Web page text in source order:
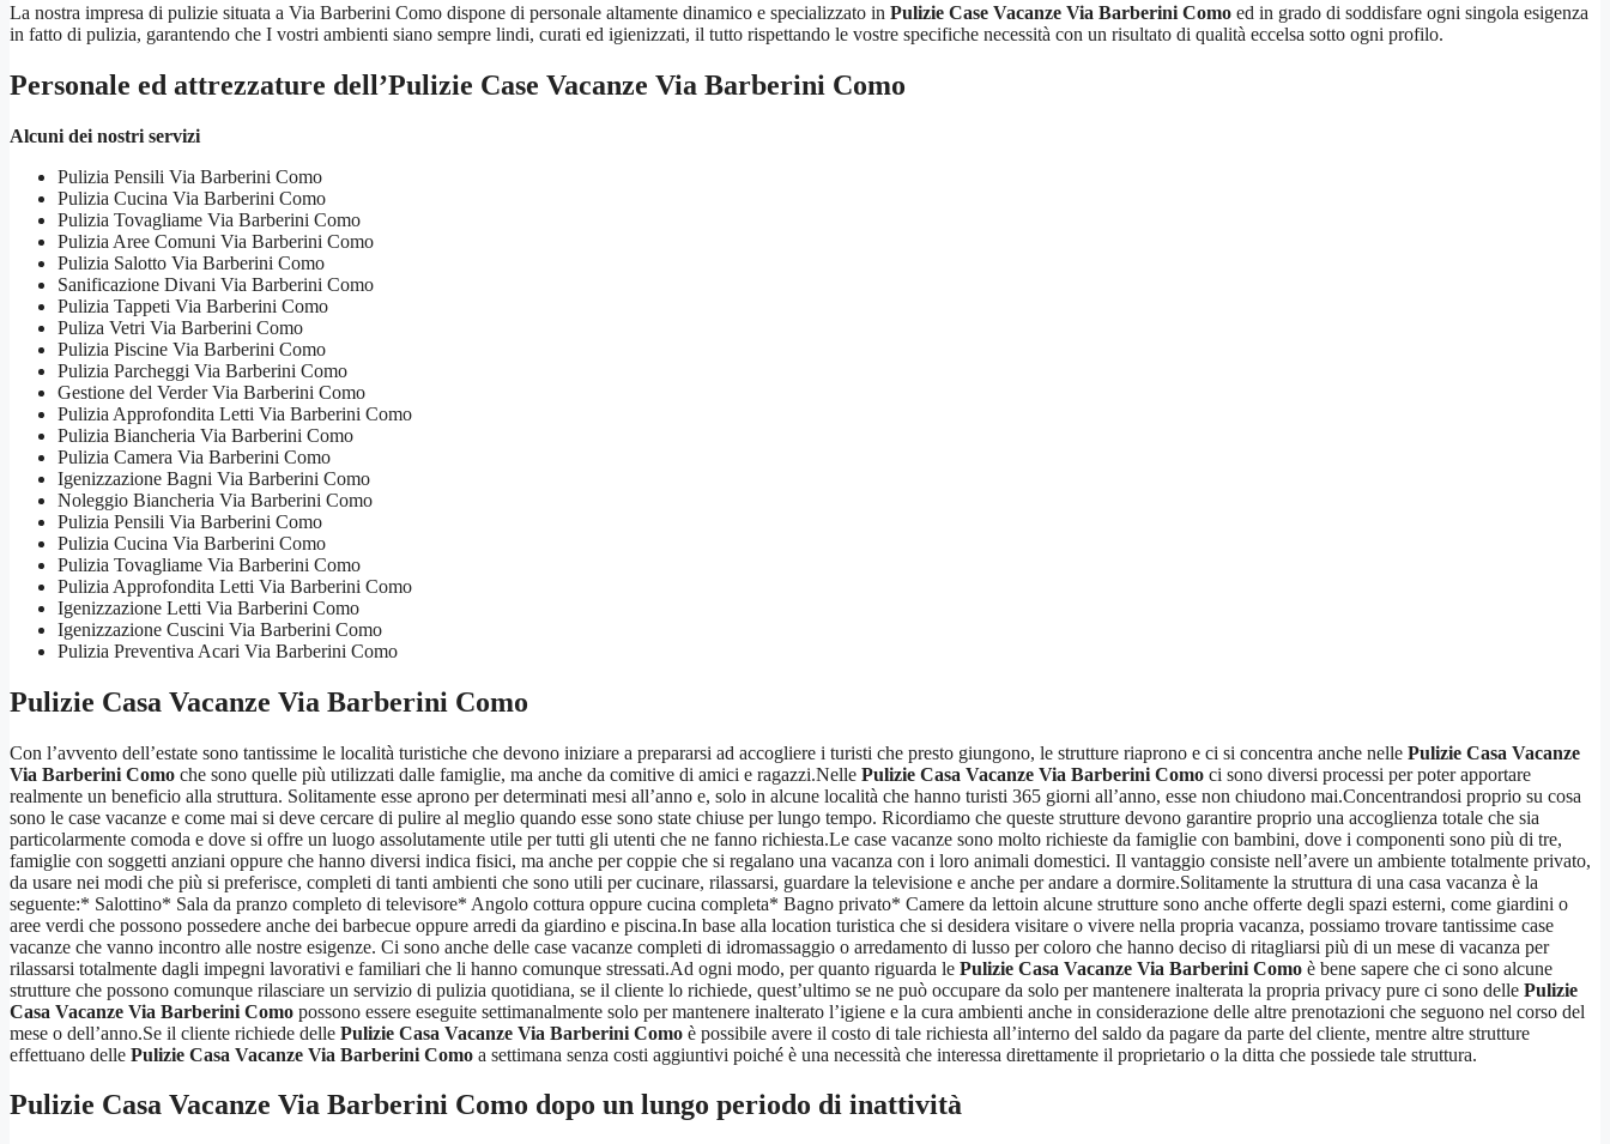
La nostra impresa di pulizie situata a Via Barberini Como dispone di personale altamente dinamico e specializzato in Pulizie Case Vacanze Via Barberini Como ed in grado di soddisfare ogni singola esigenza
in fatto di pulizia, garantendo che I vostri ambienti siano sempre lindi, curati ed igienizzati, il tutto rispettando le vostre specifiche necessità con un risultato di qualità eccelsa sotto ogni profilo.
Personale ed attrezzature dell’Pulizie Case Vacanze Via Barberini Como
Alcuni dei nostri servizi
Pulizia Pensili Via Barberini Como
Pulizia Cucina Via Barberini Como
Pulizia Tovagliame Via Barberini Como
Pulizia Aree Comuni Via Barberini Como
Pulizia Salotto Via Barberini Como
Sanificazione Divani Via Barberini Como
Pulizia Tappeti Via Barberini Como
Puliza Vetri Via Barberini Como
Pulizia Piscine Via Barberini Como
Pulizia Parcheggi Via Barberini Como
Gestione del Verder Via Barberini Como
Pulizia Approfondita Letti Via Barberini Como
Pulizia Biancheria Via Barberini Como
Pulizia Camera Via Barberini Como
Igenizzazione Bagni Via Barberini Como
Noleggio Biancheria Via Barberini Como
Pulizia Pensili Via Barberini Como
Pulizia Cucina Via Barberini Como
Pulizia Tovagliame Via Barberini Como
Pulizia Approfondita Letti Via Barberini Como
Igenizzazione Letti Via Barberini Como
Igenizzazione Cuscini Via Barberini Como
Pulizia Preventiva Acari Via Barberini Como
Pulizie Casa Vacanze Via Barberini Como
Con l’avvento dell’estate sono tantissime le località turistiche che devono iniziare a prepararsi ad accogliere i turisti che presto giungono, le strutture riaprono e ci si concentra anche nelle Pulizie Casa Vacanze
Via Barberini Como che sono quelle più utilizzati dalle famiglie, ma anche da comitive di amici e ragazzi.Nelle Pulizie Casa Vacanze Via Barberini Como ci sono diversi processi per poter apportare
realmente un beneficio alla struttura. Solitamente esse aprono per determinati mesi all’anno e, solo in alcune località che hanno turisti 365 giorni all’anno, esse non chiudono mai.Concentrandosi proprio su cosa
sono le case vacanze e come mai si deve cercare di pulire al meglio quando esse sono state chiuse per lungo tempo. Ricordiamo che queste strutture devono garantire proprio una accoglienza totale che sia
particolarmente comoda e dove si offre un luogo assolutamente utile per tutti gli utenti che ne fanno richiesta.Le case vacanze sono molto richieste da famiglie con bambini, dove i componenti sono più di tre,
famiglie con soggetti anziani oppure che hanno diversi indica fisici, ma anche per coppie che si regalano una vacanza con i loro animali domestici. Il vantaggio consiste nell’avere un ambiente totalmente privato,
da usare nei modi che più si preferisce, completi di tanti ambienti che sono utili per cucinare, rilassarsi, guardare la televisione e anche per andare a dormire.Solitamente la struttura di una casa vacanza è la
seguente:* Salottino* Sala da pranzo completo di televisore* Angolo cottura oppure cucina completa* Bagno privato* Camere da lettoin alcune strutture sono anche offerte degli spazi esterni, come giardini o
aree verdi che possono possedere anche dei barbecue oppure arredi da giardino e piscina.In base alla location turistica che si desidera visitare o vivere nella propria vacanza, possiamo trovare tantissime case
vacanze che vanno incontro alle nostre esigenze. Ci sono anche delle case vacanze completi di idromassaggio o arredamento di lusso per coloro che hanno deciso di ritagliarsi più di un mese di vacanza per
rilassarsi totalmente dagli impegni lavorativi e familiari che li hanno comunque stressati.Ad ogni modo, per quanto riguarda le Pulizie Casa Vacanze Via Barberini Como è bene sapere che ci sono alcune
strutture che possono comunque rilasciare un servizio di pulizia quotidiana, se il cliente lo richiede, quest’ultimo se ne può occupare da solo per mantenere inalterata la propria privacy pure ci sono delle Pulizie
Casa Vacanze Via Barberini Como possono essere eseguite settimanalmente solo per mantenere inalterato l’igiene e la cura ambienti anche in considerazione delle altre prenotazioni che seguono nel corso del
mese o dell’anno.Se il cliente richiede delle Pulizie Casa Vacanze Via Barberini Como è possibile avere il costo di tale richiesta all’interno del saldo da pagare da parte del cliente, mentre altre strutture
effettuano delle Pulizie Casa Vacanze Via Barberini Como a settimana senza costi aggiuntivi poiché è una necessità che interessa direttamente il proprietario o la ditta che possiede tale struttura.
Pulizie Casa Vacanze Via Barberini Como dopo un lungo periodo di inattività